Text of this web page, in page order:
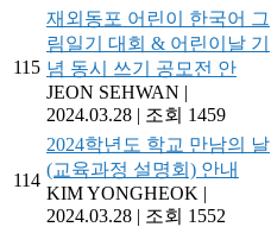
115
재외동포 어린이 한국어 그
림일기 대회 & 어린이날 기
념 동시 쓰기 공모전 안
JEON SEHWAN |
2024.03.28 | 조회 1459
114
2024학년도 학교 만남의 날
(교육과정 설명회) 안내
KIM YONGHEOK |
2024.03.28 | 조회 1552